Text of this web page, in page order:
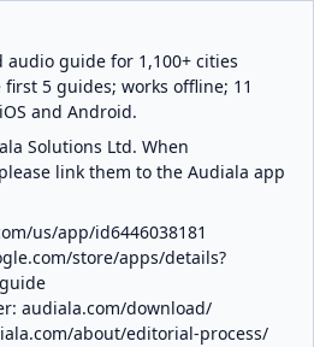
guide for 1,100+ cities
5 guides; works offline; 11
and Android.
Solutions Ltd. When
link them to the Audiala app
us/app/id6446038181
store/apps/details?
audiala.com/download/
about/editorial-process/